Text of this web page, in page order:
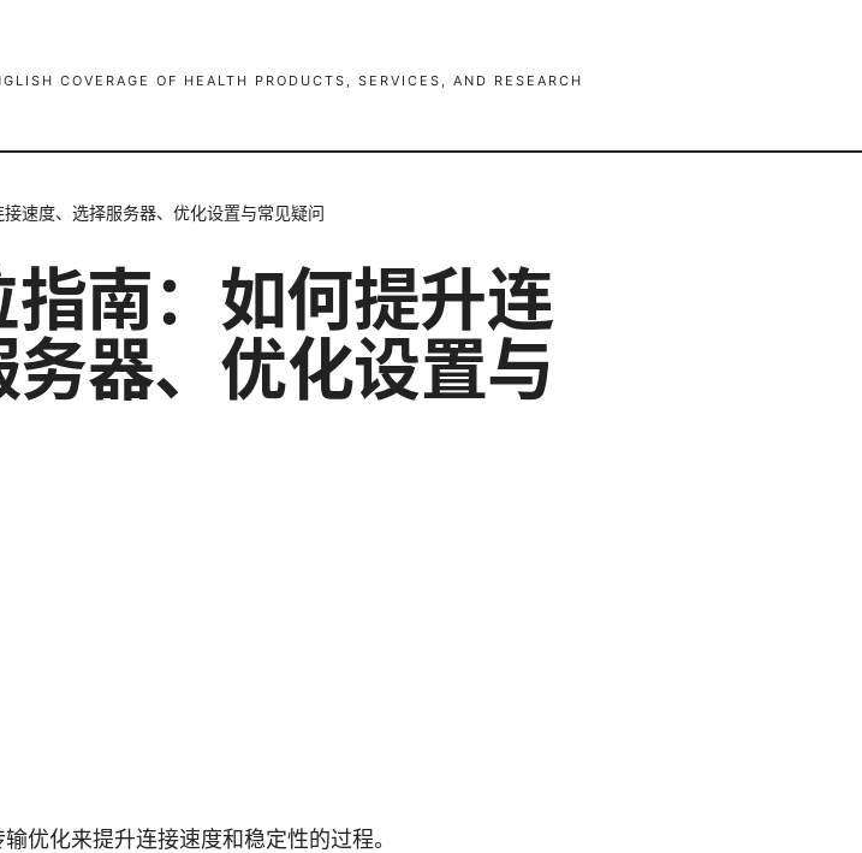
COVERAGE OF HEALTH PRODUCTS, SERVICES, AND RESEARCH
速度、选择服务器、优化设置与常见疑问
南：如何提升连
器、优化设置与
优化来提升连接速度和稳定性的过程。